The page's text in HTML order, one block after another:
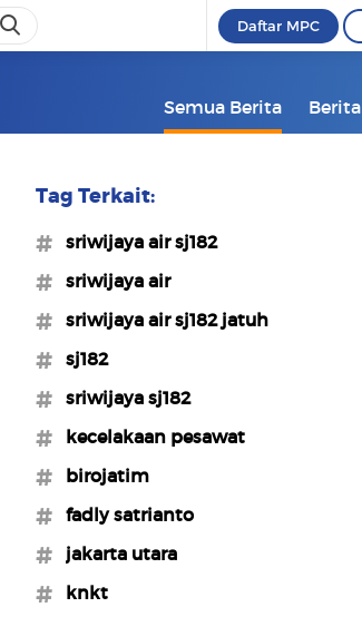
Daftar MPC
Semua Berita Berita
Tag Terkait:
#sriwijaya air sj182
#sriwijaya air
#sriwijaya air sj182 jatuh
#sj182
#sriwijaya sj182
#kecelakaan pesawat
#birojatim
#fadly satrianto
#jakarta utara
#knkt